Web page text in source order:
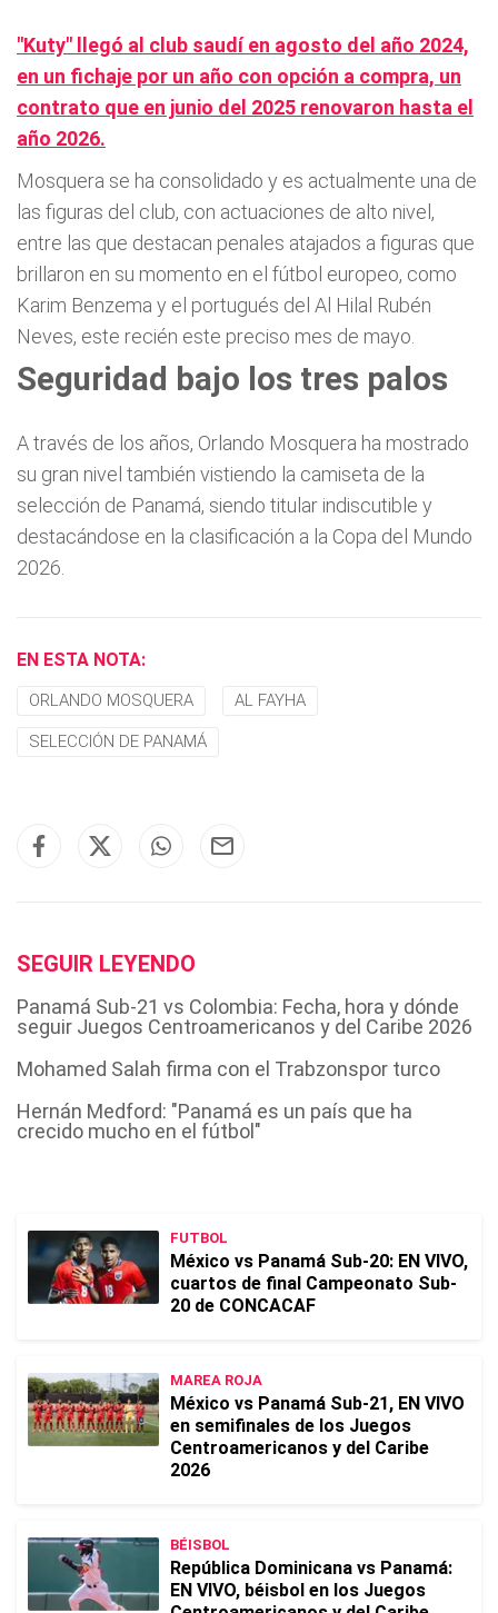
"Kuty" llegó al club saudí en agosto del año 2024,
en un fichaje por un año con opción a compra, un
contrato que en junio del 2025 renovaron hasta el
año 2026.
Mosquera se ha consolidado y es actualmente una de
las figuras del club, con actuaciones de alto nivel,
entre las que destacan penales atajados a figuras que
brillaron en su momento en el fútbol europeo, como
Karim Benzema y el portugués del Al Hilal Rubén
Neves, este recién este preciso mes de mayo.
Seguridad bajo los tres palos
A través de los años, Orlando Mosquera ha mostrado
su gran nivel también vistiendo la camiseta de la
selección de Panamá, siendo titular indiscutible y
destacándose en la clasificación a la Copa del Mundo
2026.
EN ESTA NOTA:
ORLANDO MOSQUERA AL FAYHA
SELECCIÓN DE PANAMÁ
SEGUIR LEYENDO
Panamá Sub-21 vs Colombia: Fecha, hora y dónde
seguir Juegos Centroamericanos y del Caribe 2026
Mohamed Salah firma con el Trabzonspor turco
Hernán Medford: "Panamá es un país que ha
crecido mucho en el fútbol"
FUTBOL
México vs Panamá Sub-20: EN VIVO,
cuartos de final Campeonato Sub-
20 de CONCACAF
MAREA ROJA
México vs Panamá Sub-21, EN VIVO
en semifinales de los Juegos
Centroamericanos y del Caribe
2026
BÉISBOL
República Dominicana vs Panamá:
EN VIVO, béisbol en los Juegos